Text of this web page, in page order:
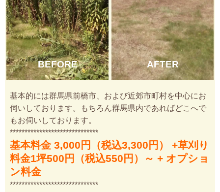
BEFORE AFTER
基本的には群馬県前橋市、および近郊市町村を中心にお
伺いしております。もちろん群馬県内であればどこへで
もお伺いしております。
******************************
基本料金 3,000円（税込3,300円） +草刈り
料金1坪500円（税込550円）～ + オプショ
ン料金
******************************